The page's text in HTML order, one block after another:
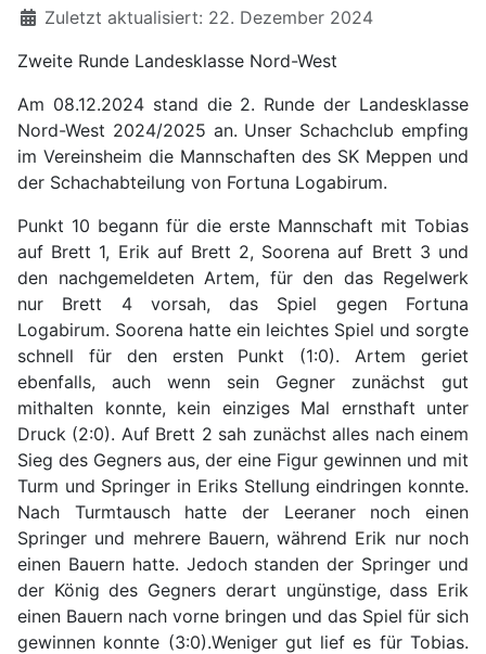
Zuletzt aktualisiert: 22. Dezember 2024
Zweite Runde Landesklasse Nord-West
Am 08.12.2024 stand die 2. Runde der Landesklasse
Nord-West 2024/2025 an. Unser Schachclub empfing
im Vereinsheim die Mannschaften des SK Meppen und
der Schachabteilung von Fortuna Logabirum.
Punkt 10 begann für die erste Mannschaft mit Tobias
auf Brett 1, Erik auf Brett 2, Soorena auf Brett 3 und
den nachgemeldeten Artem, für den das Regelwerk
nur Brett 4 vorsah, das Spiel gegen Fortuna
Logabirum. Soorena hatte ein leichtes Spiel und sorgte
schnell für den ersten Punkt (1:0). Artem geriet
ebenfalls, auch wenn sein Gegner zunächst gut
mithalten konnte, kein einziges Mal ernsthaft unter
Druck (2:0). Auf Brett 2 sah zunächst alles nach einem
Sieg des Gegners aus, der eine Figur gewinnen und mit
Turm und Springer in Eriks Stellung eindringen konnte.
Nach Turmtausch hatte der Leeraner noch einen
Springer und mehrere Bauern, während Erik nur noch
einen Bauern hatte. Jedoch standen der Springer und
der König des Gegners derart ungünstige, dass Erik
einen Bauern nach vorne bringen und das Spiel für sich
gewinnen konnte (3:0).Weniger gut lief es für Tobias.